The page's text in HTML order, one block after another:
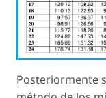
Posteriormente